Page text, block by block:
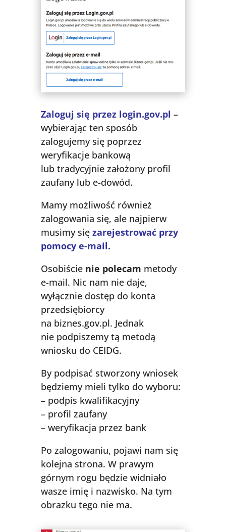
Zaloguj się przez login.gov.pl –
wybierając ten sposób
zalogujemy się poprzez
weryfikacje bankową
lub tradycyjnie założony profil
zaufany lub e-dowód.
Mamy możliwość również
zalogowania się, ale najpierw
musimy sięzarejestrować przy
pomocy e-mail.
Osobiście nie polecam metody
e-mail. Nic nam nie daje,
wyłącznie dostęp do konta
przedsiębiorcy
na biznes.gov.pl. Jednak
nie podpiszemy tą metodą
wniosku do CEIDG.
By podpisać stworzony wniosek
będziemy mieli tylko do wyboru:
– podpis kwalifikacyjny
– profil zaufany
– weryfikacja przez bank
Po zalogowaniu, pojawi nam się
kolejna strona. W prawym
górnym rogu będzie widniało
wasze imię i nazwisko. Na tym
obrazku tego nie ma.